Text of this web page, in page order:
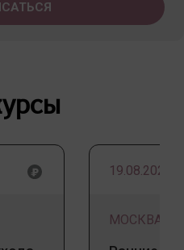
19.08.2026
МОСКВА